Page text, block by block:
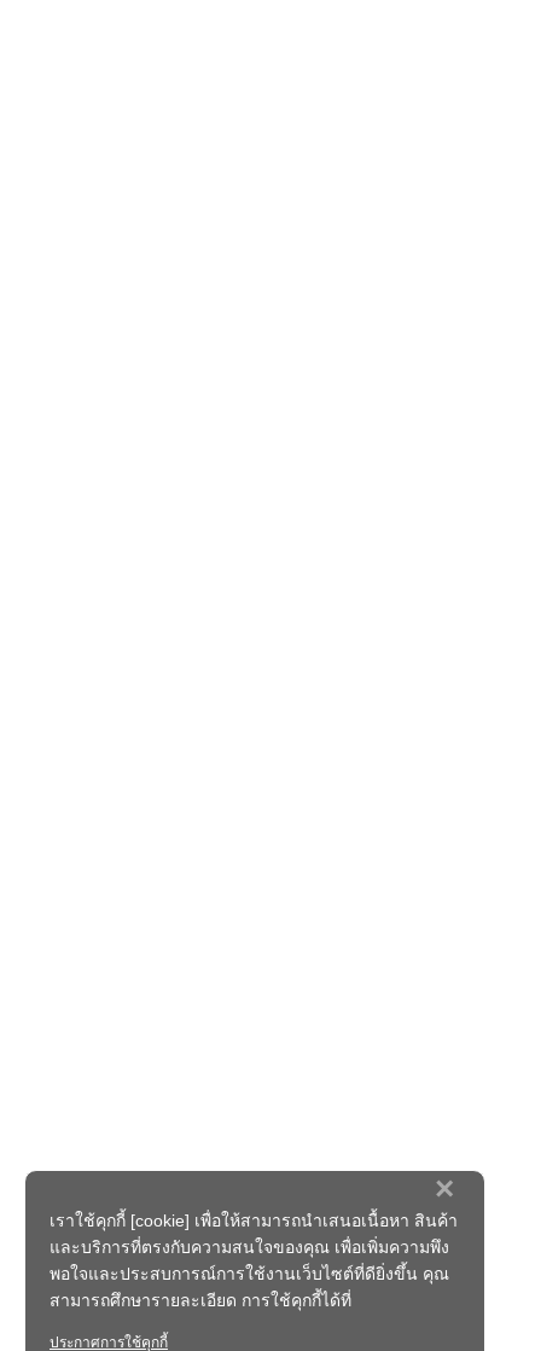
×
เราใช้คุกกี้ [cookie] เพื่อให้สามารถนำเสนอเนื้อหา สินค้า
และบริการที่ตรงกับความสนใจของคุณ เพื่อเพิ่มความพึง
พอใจและประสบการณ์การใช้งานเว็บไซต์ที่ดียิ่งขึ้น คุณ
สามารถศึกษารายละเอียด การใช้คุกกี้ได้ที่
ประกาศการใช้คุกกี้